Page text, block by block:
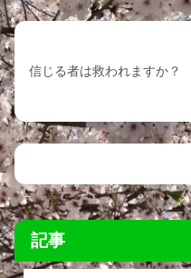
信じる者は救われますか？
記事